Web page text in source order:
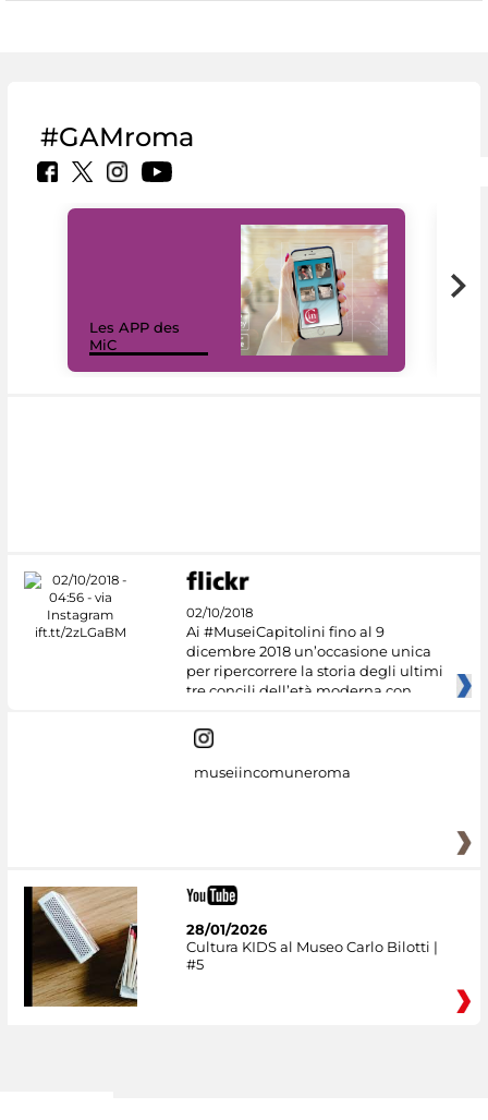
#GAMroma
Les APP des
MiC
02/10/2018
Ai #MuseiCapitolini fino al 9
dicembre 2018 un’occasione unica
per ripercorrere la storia degli ultimi
tre concili dell’età moderna con
museiincomuneroma
28/01/2026
Cultura KIDS al Museo Carlo Bilotti |
#5